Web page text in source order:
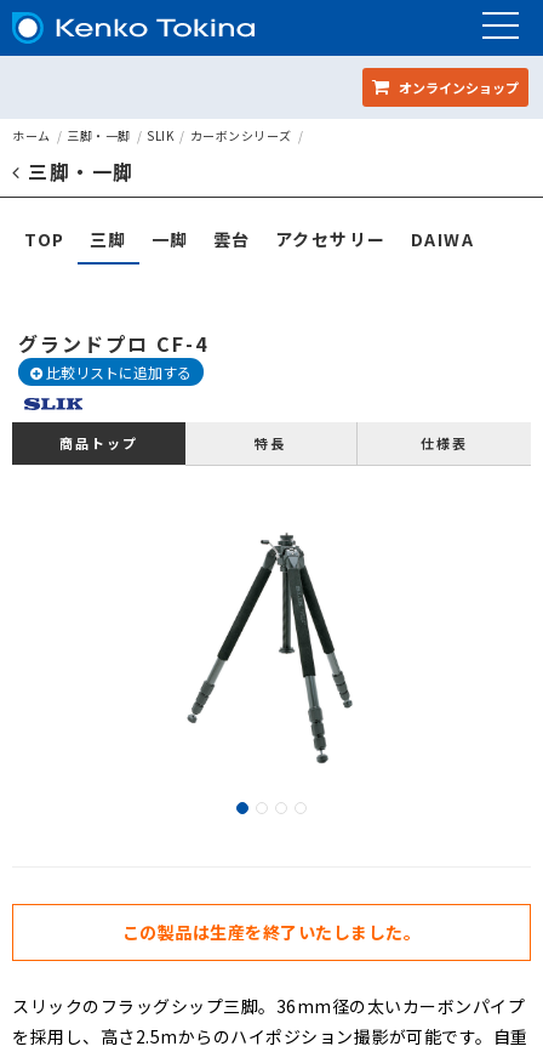
オンラインショップ
グランドプロ CF-4
ホーム 三脚・一脚 SLIK カーボンシリーズ
三脚・一脚
ページメニュー
TOP 三脚 一脚 雲台 アクセサリー DAIWA
グランドプロ CF-4
比較リストに追加する
商品トップ 特長 仕様表
この製品は生産を終了いたしました。
スリックのフラッグシップ三脚。36mm径の太いカーボンパイプ
を採用し、高さ2.5mからのハイポジション撮影が可能です。自重